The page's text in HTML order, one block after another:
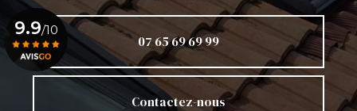
07 65 69 69 99
Contactez-nous
9.9/10
Voir le certificat